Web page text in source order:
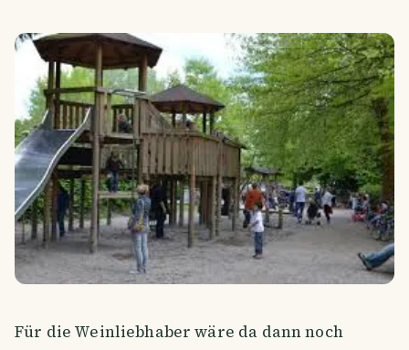
Für die Weinliebhaber wäre da dann noch